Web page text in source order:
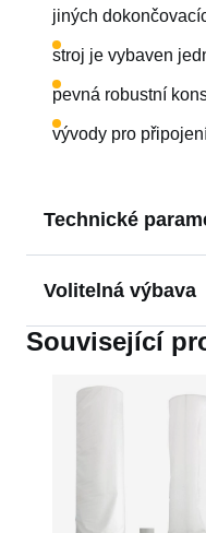
jiných
stroj je vybaven
pevná robustní
vývody pro
Technické
Leštící /
rychlost kotouče
Volitelná výbava
motor se
Související